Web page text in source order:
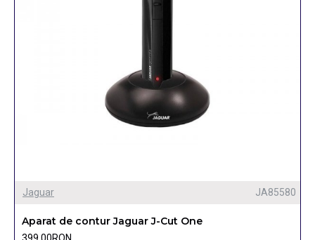
Jaguar JA85580
Aparat de contur Jaguar J-Cut One